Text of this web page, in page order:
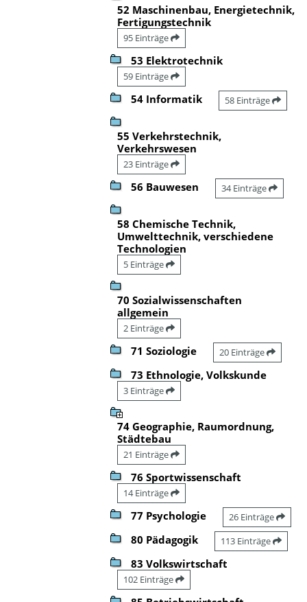
52 Maschinenbau, Energietechnik,
Fertigungstechnik
95 Einträge
53 Elektrotechnik
59 Einträge
54 Informatik 58 Einträge
55 Verkehrstechnik,
Verkehrswesen
23 Einträge
56 Bauwesen 34 Einträge
58 Chemische Technik,
Umwelttechnik, verschiedene
Technologien
5 Einträge
70 Sozialwissenschaften
allgemein
2 Einträge
71 Soziologie 20 Einträge
73 Ethnologie, Volkskunde
3 Einträge
74 Geographie, Raumordnung,
Städtebau
21 Einträge
76 Sportwissenschaft
14 Einträge
77 Psychologie 26 Einträge
80 Pädagogik 113 Einträge
83 Volkswirtschaft
102 Einträge